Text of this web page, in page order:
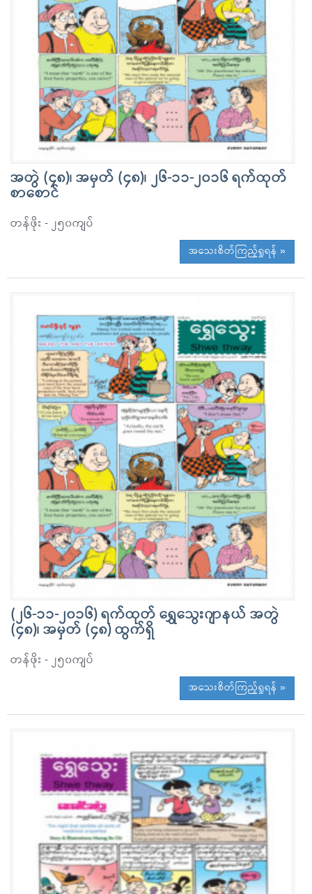
အတွဲ (၄၈)၊ အမှတ် (၄၈)၊ ၂၆-၁၁-၂၀၁၆ ရက်ထုတ်
စာစောင်
တန်ဖိုး - ၂၅၀ကျပ်
အသေးစိတ်ကြည့်ရှုရန် »
(၂၆-၁၁-၂၀၁၆) ရက်ထုတ် ရွှေသွေးဂျာနယ် အတွဲ
(၄၈)၊ အမှတ် (၄၈) ထွက်ရှိ
တန်ဖိုး - ၂၅၀ကျပ်
အသေးစိတ်ကြည့်ရှုရန် »